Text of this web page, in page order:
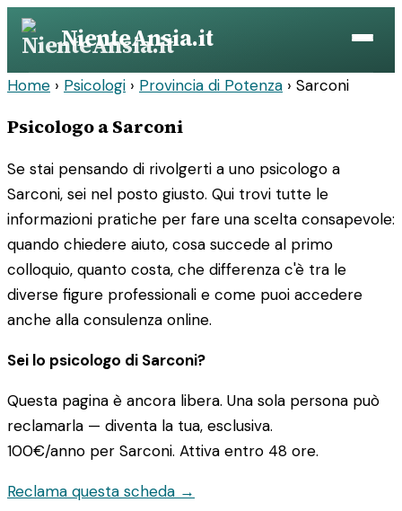
Vai
contenuto
NienteAnsia.it
Home › Psicologi › Provincia di Potenza › Sarconi
Psicologo a Sarconi
Se stai pensando di rivolgerti a uno psicologo a
Sarconi, sei nel posto giusto. Qui trovi tutte le
informazioni pratiche per fare una scelta consapevole:
quando chiedere aiuto, cosa succede al primo
colloquio, quanto costa, che differenza c'è tra le
diverse figure professionali e come puoi accedere
anche alla consulenza online.
Sei lo psicologo di Sarconi?
Questa pagina è ancora libera. Una sola persona può
reclamarla — diventa la tua, esclusiva.
100€/anno per Sarconi. Attiva entro 48 ore.
Reclama questa scheda →